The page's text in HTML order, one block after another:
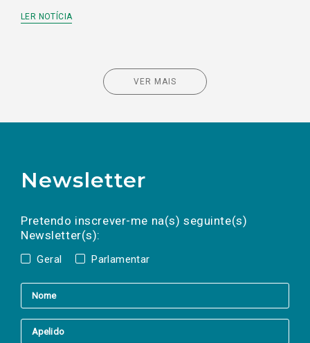
LER NOTÍCIA
VER MAIS
Newsletter
Pretendo inscrever-me na(s) seguinte(s)
Newsletter(s):
Geral Parlamentar
a(s) newsletter(s).
mail